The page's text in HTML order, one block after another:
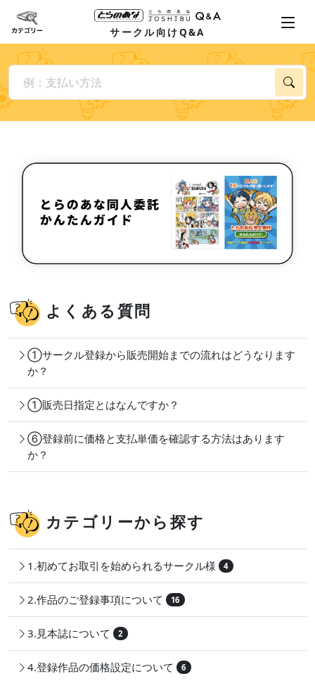
サークル向けQ&A
よくある質問
①サークル登録から販売開始までの流れはどうなります
か？
①販売日指定とはなんですか？
⑥登録前に価格と支払単価を確認する方法はあります
か？
カテゴリーから探す
1.初めてお取引を始められるサークル様 4
2.作品のご登録事項について 16
3.見本誌について 2
4.登録作品の価格設定について 6